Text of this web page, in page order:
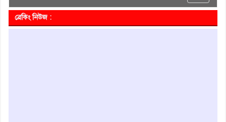
ব্রেকিং নিউজ :